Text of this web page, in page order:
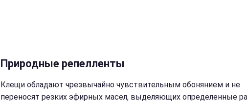
Природные репелленты
Клещи обладают чрезвычайно чувствительным обонянием и не
переносят резких эфирных масел, выделяющих определенные